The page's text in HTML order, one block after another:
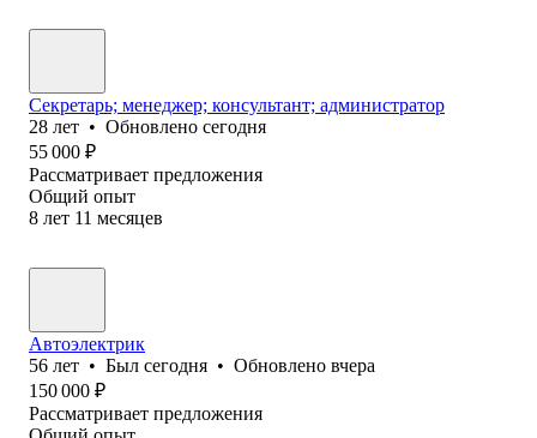
Секретарь; менеджер; консультант; администратор
28 лет • Обновлено сегодня
55 000 ₽
Рассматривает предложения
Общий опыт
8 лет 11 месяцев
Автоэлектрик
56 лет • Был сегодня • Обновлено вчера
150 000 ₽
Рассматривает предложения